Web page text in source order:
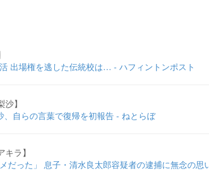
出場権を逃した伝統校は… - ハフィントンポスト
】
、自らの言葉で復帰を初報告 - ねとらぼ
ラ】
だった」 息子・清水良太郎容疑者の逮捕に無念の思